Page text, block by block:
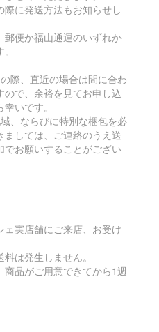
際に発送方法もお知らせし
郵便か福山通運のいずれか
際、直近の場合は間に合わ
ので、余裕を見てお申し込
いです。
、ならびに特別な梱包を必
ましては、ご連絡のうえ送
でお願いすることがござい
ェ実店舗にご来店、お受け
は発生しません。
商品がご用意できてから1週